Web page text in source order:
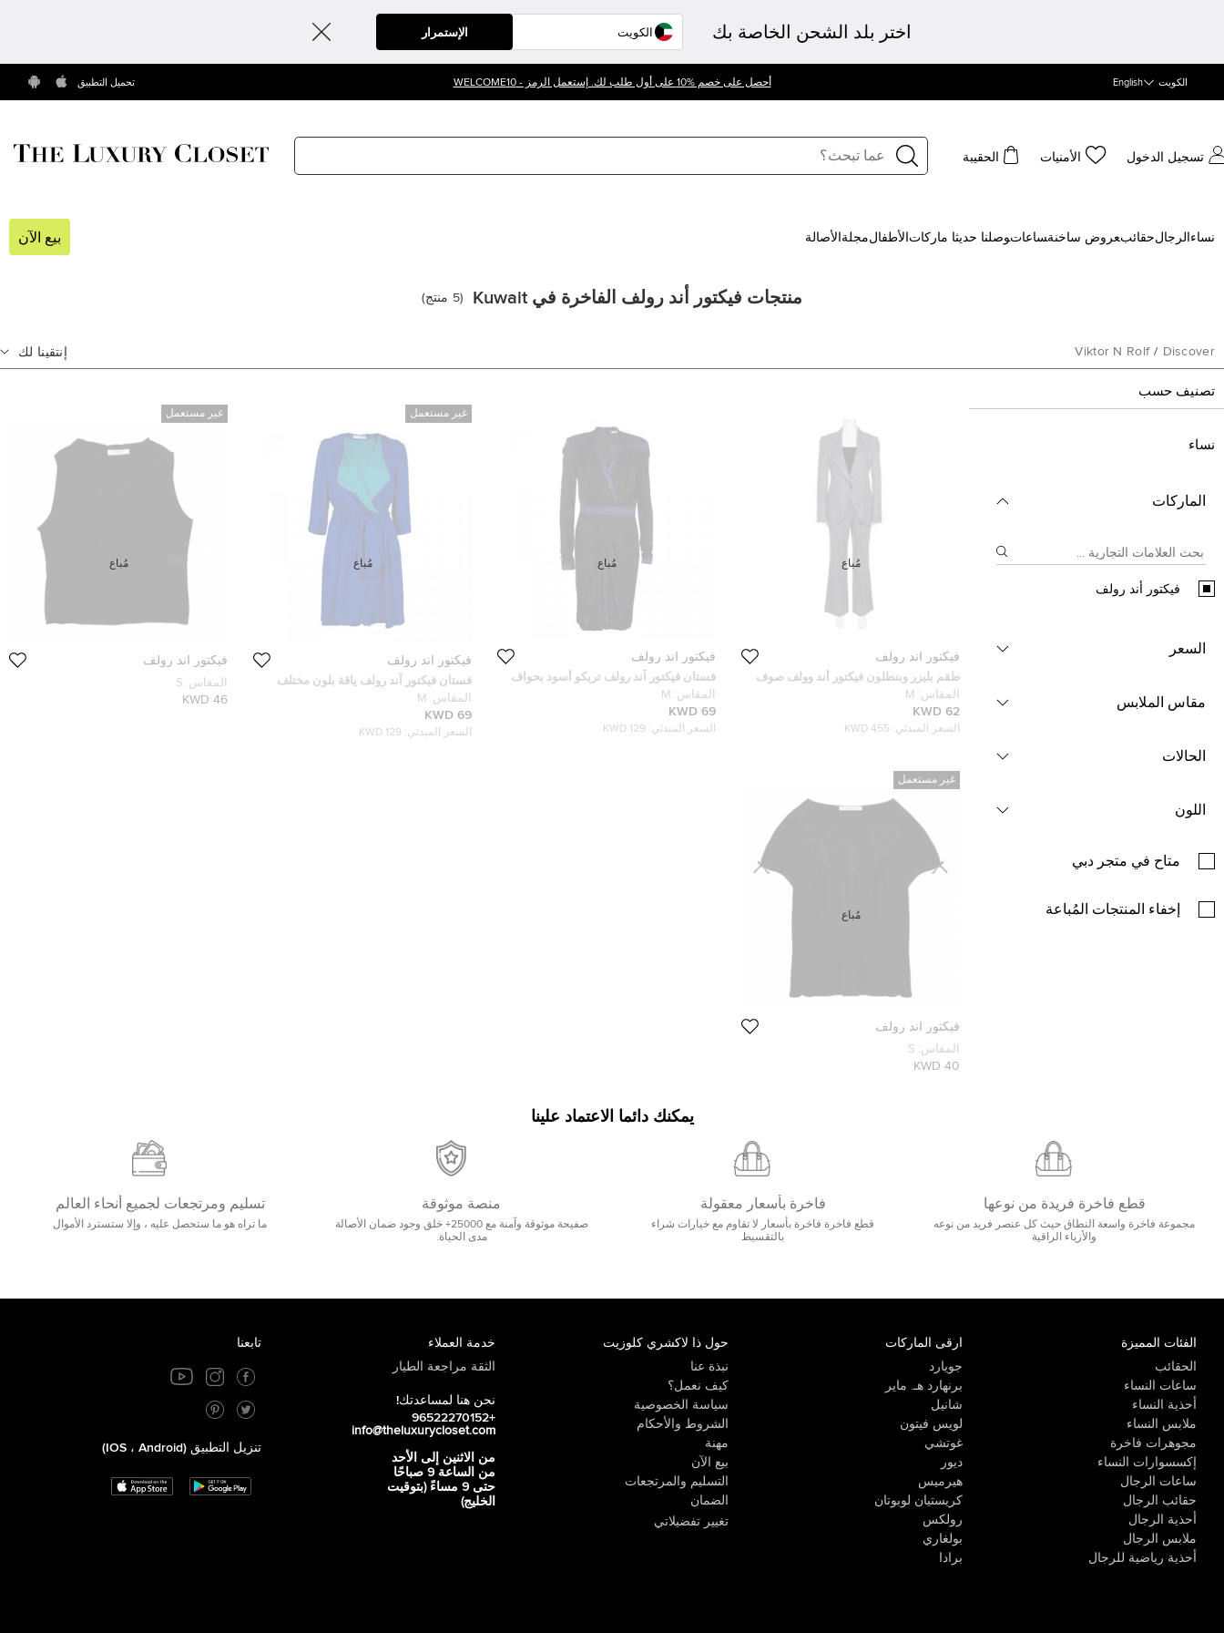
اختر بلد الشحن الخاصة بك الإستمرار
الكويت English أحصل على خصم %10 على أول طلب لك. إستعمل الرمز - WELCOME10 تحميل التطبيق
تسجيل الدخول الأمنيات الحقيبة
نساء الرجالحقائب‍عروض ساخنة‍ساعات‍وصلنا حديثا ‍ ماركات الأطفالمجلة الأصالة بيع الآن
منتجات فيكتور أند رولف الفاخرة في Kuwait (
5 منتج)
Discover
/
Viktor N Rolf إنتقينا لك
تصنيف حسب
نساء
الماركات
فيكتور أند رولف
السعر
مقاس الملابس
الحالات
اللون
متاح في متجر دبي
إخفاء المنتجات المُباعة
فيكتور أند رولف
طقم بليزر وبنطلون فيكتور أند وولف صوف
رصاصي مفصل M
المقاس: M
62 KWD
السعر المبدئي: 455 KWD
مُباع
فيكتور أند رولف
فستان فيكتور آند رولف تريكو أسود بحواف
متباينة متطابق مقاس M
المقاس: M
69 KWD
السعر المبدئي: 129 KWD
مُباع
غير مستعمل
فيكتور أند رولف
فستان فيكتور آند رولف ياقة بلون مختلف
وحزام خصر حرير أزرق M
المقاس: M
69 KWD
السعر المبدئي: 129 KWD
مُباع
غير مستعمل
فيكتور أند رولف
المقاس: S
46 KWD
مُباع
غير مستعمل
فيكتور أند رولف
المقاس: S
40 KWD
مُباع
يمكنك دائما الاعتماد علينا
قطع فاخرة فريدة من نوعها
مجموعة فاخرة واسعة النطاق حيث كل عنصر فريد من نوعه
والأزياء الراقية
فاخرة بأسعار معقولة
قطع فاخرة فاخرة بأسعار لا تقاوم مع خيارات شراء
بالتقسيط
منصة موثوقة
صفيحة موثوقة وآمنة مع 25000+ خلق وجود ضمان الأصالة
مدى الحياة.
تسليم ومرتجعات لجميع أنحاء العالم
ما تراه هو ما ستحصل عليه ، وإلا ستسترد الأموال
الفئات المميزة
الحقائب
ساعات النساء
أحذية النساء
ملابس النساء
مجوهرات فاخرة
إكسسوارات النساء
ساعات الرجال
حقائب الرجال
أحذية الرجال
ملابس الرجال
أحذية رياضية للرجال
ارقى الماركات
جويارد
برنهارد هـ. ماير
شانيل
لويس فيتون
غوتشي
ديور
هيرميس
كريستيان لوبوتان
رولكس
بولغاري
برادا
حول ذا لاكشري كلوزيت
نبذة عنا
كيف نعمل؟
سياسة الخصوصية
الشروط والأحكام
مهنة
بيع الآن
التسليم والمرتجعات
الضمان
تغيير تفضيلاتي
خدمة العملاء
الثقة مراجعة الطيار
نحن هنا لمساعدتك!
+96522270152
info@theluxurycloset.com
من الاثنين إلى الأحد
من الساعة 9 صباحًا
حتى 9 مساءً (بتوقيت
الخليج)
تابعنا
تنزيل التطبيق (iOS ، Android)